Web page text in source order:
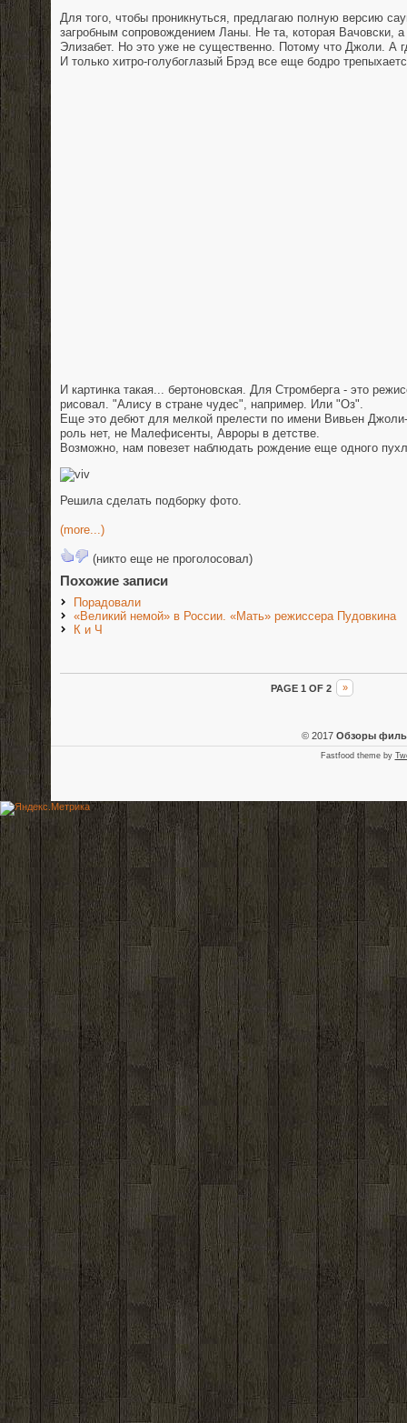
Для того, чтобы проникнуться, предлагаю полную версию
загробным сопровождением Ланы. Не та, которая Вачовски,
Элизабет. Но это уже не существенно. Потому что Джоли. А
И только хитро-голубоглазый Брэд все еще бодро
И картинка такая... бертоновская. Для Стромберга - это
рисовал. "Алису в стране чудес", например. Или "Оз".
Еще это дебют для мелкой прелести по имени Вивьен Джоли-
роль нет, не Малефисенты, Авроры в детстве.
Возможно, нам повезет наблюдать рождение еще одного
Решила сделать подборку фото.
(more...)
(никто еще не проголосовал)
Похожие записи
Порадовали
«Великий немой» в России. «Мать» режиссера Пудовкина
К и Ч
PAGE 1 OF 2 »
© 2017 Обзоры
Fastfood theme by